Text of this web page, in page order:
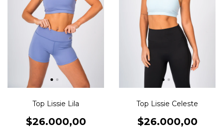
Top Lissie Lila
$26.000,00
Top Lissie Celeste
$26.000,00